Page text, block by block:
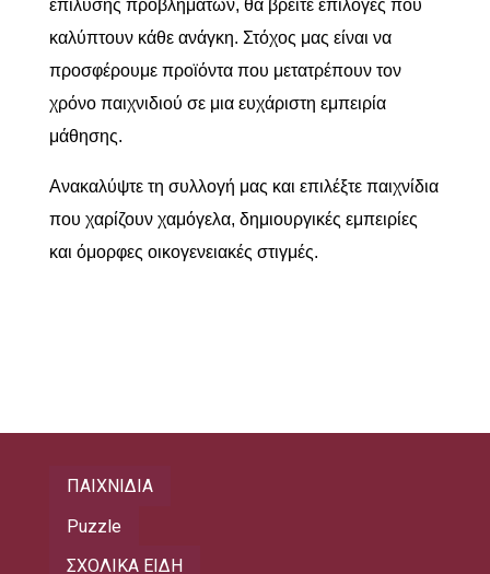
επίλυσης προβλημάτων, θα βρείτε επιλογές που
καλύπτουν κάθε ανάγκη. Στόχος μας είναι να
προσφέρουμε προϊόντα που μετατρέπουν τον
χρόνο παιχνιδιού σε μια ευχάριστη εμπειρία
μάθησης.
Ανακαλύψτε τη συλλογή μας και επιλέξτε παιχνίδια
που χαρίζουν χαμόγελα, δημιουργικές εμπειρίες
και όμορφες οικογενειακές στιγμές.
ΠΑΙΧΝΙΔΙΑ
Puzzle
ΣΧΟΛΙΚΑ ΕΙΔΗ